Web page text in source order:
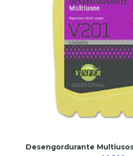
Desengordurante